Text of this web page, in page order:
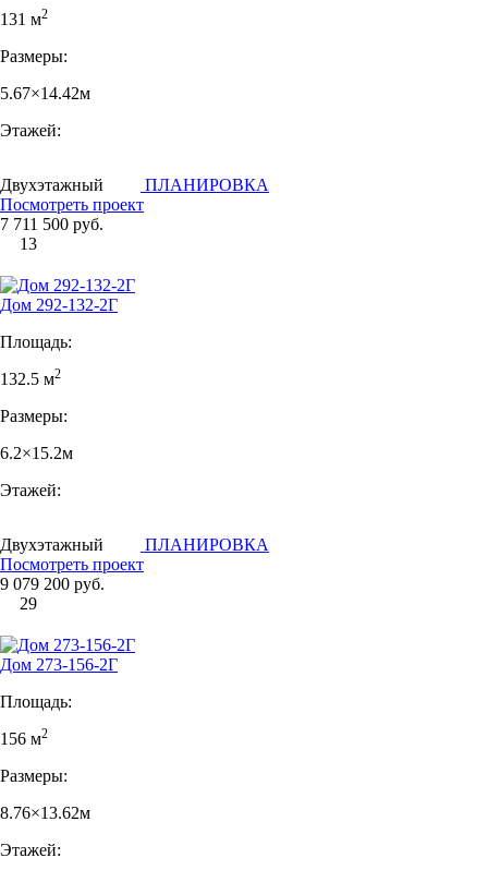
131 м2
Размеры:
5.67×14.42м
Этажей:
Двухэтажный
ПЛАНИРОВКА
Посмотреть проект
7 711 500 руб.
13
Дом 292-132-2Г
Площадь:
132.5 м2
Размеры:
6.2×15.2м
Этажей:
Двухэтажный
ПЛАНИРОВКА
Посмотреть проект
9 079 200 руб.
29
Дом 273-156-2Г
Площадь:
156 м2
Размеры:
8.76×13.62м
Этажей: